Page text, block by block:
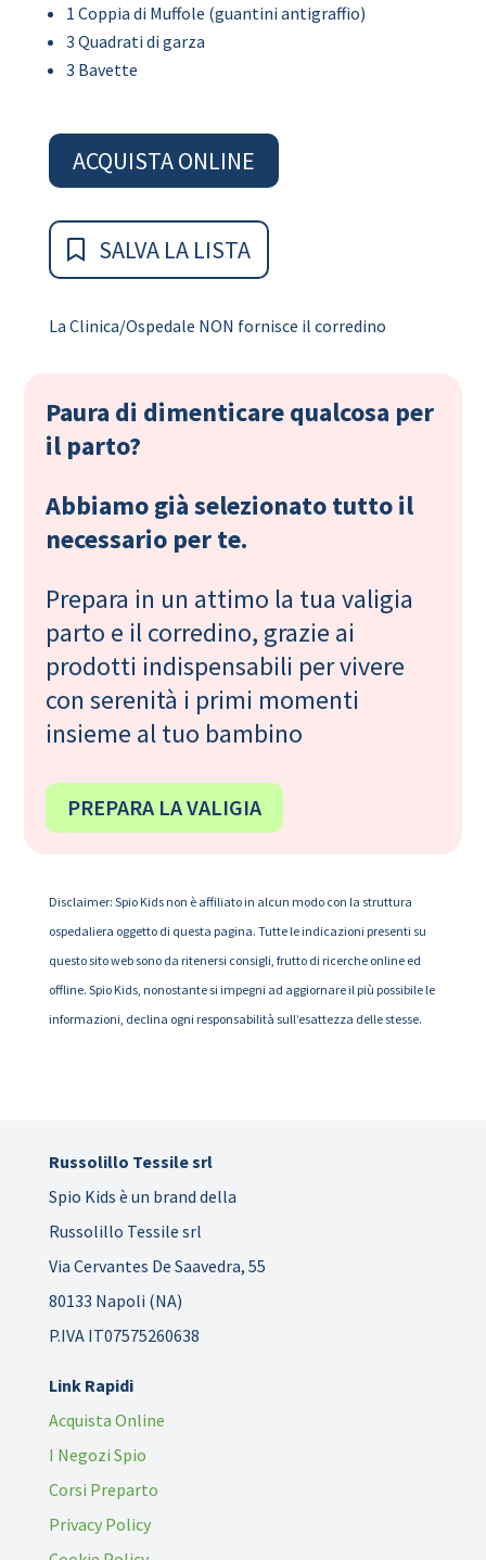
1 Coppia di Muffole (guantini antigraffio)
3 Quadrati di garza
3 Bavette
ACQUISTA ONLINE
SALVA LA LISTA
La Clinica/Ospedale NON fornisce il corredino
Paura di dimenticare qualcosa per
il parto?
Abbiamo già selezionato tutto il
necessario per te.
Prepara in un attimo la tua valigia
parto e il corredino, grazie ai
prodotti indispensabili per vivere
con serenità i primi momenti
insieme al tuo bambino
PREPARA LA VALIGIA
Disclaimer: Spio Kids non è affiliato in alcun modo con la struttura
ospedaliera oggetto di questa pagina. Tutte le indicazioni presenti su
questo sito web sono da ritenersi consigli, frutto di ricerche online ed
offline. Spio Kids, nonostante si impegni ad aggiornare il più possibile le
informazioni, declina ogni responsabilità sull’esattezza delle stesse.
Russolillo Tessile srl
Spio Kids è un brand della
Russolillo Tessile srl
Via Cervantes De Saavedra, 55
80133 Napoli (NA)
P.IVA IT07575260638
Link Rapidi
Acquista Online
I Negozi Spio
Corsi Preparto
Privacy Policy